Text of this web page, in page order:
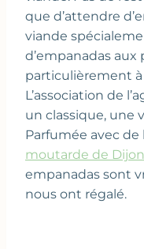
que d’attendre
viande
d’empanadas aux
particulièrement
L’association de
un classique, une
Parfumée avec de
moutarde de
empanadas sont
nous ont régalé.